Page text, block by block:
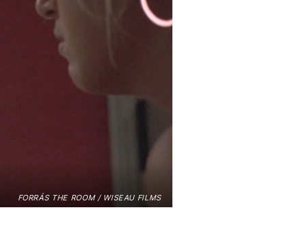
FORRÁS THE ROOM / WISEAU FILMS